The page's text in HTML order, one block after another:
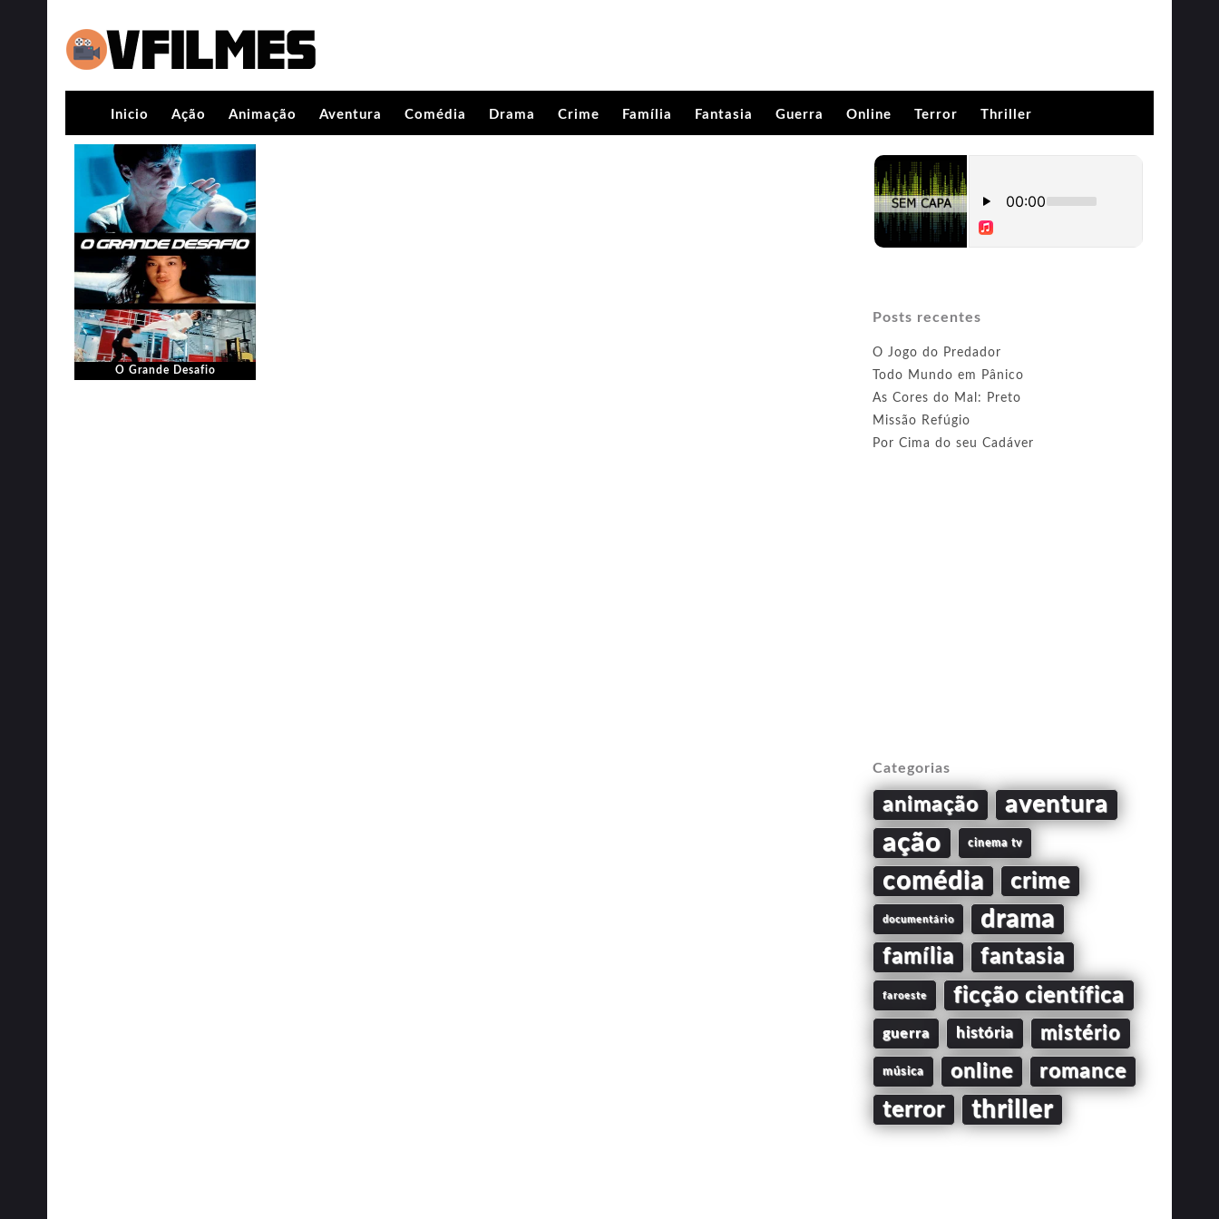
Inicio Ação Animação Aventura Comédia Drama Crime Família Fantasia Guerra Online Terror Thriller
O Grande Desafio
Posts recentes
O Jogo do Predador
Todo Mundo em Pânico
As Cores do Mal: Preto
Missão Refúgio
Por Cima do seu Cadáver
Categorias
animação aventura
ação cinema tv
comédia crime
documentário drama
família fantasia
faroeste ficção científica
guerra história mistério
música online romance
terror thriller